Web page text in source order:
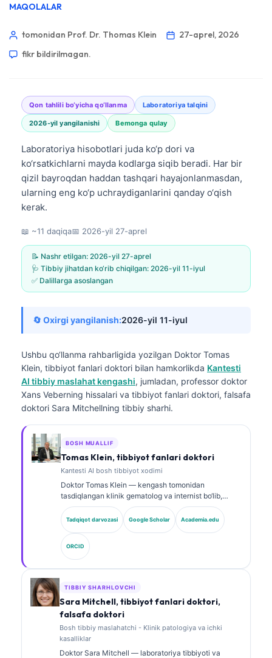
MAQOLALAR
tomonidan Prof. Dr. Thomas Klein
27-aprel, 2026
fikr bildirilmagan.
Qon tahlili bo‘yicha qo‘llanma Laboratoriya talqini
2026-yil yangilanishi Bemonga qulay
Laboratoriya hisobotlari juda ko‘p dori va
ko‘rsatkichlarni mayda kodlarga siqib beradi. Har bir
qizil bayroqdan haddan tashqari hayajonlanmasdan,
ularning eng ko‘p uchraydiganlarini qanday o‘qish
kerak.
📖 ~11 daqiqa📅 2026-yil 27-aprel
📝 Nashr etilgan: 2026-yil 27-aprel
🩺 Tibbiy jihatdan ko‘rib chiqilgan: 2026-yil 11-iyul
✅ Dalillarga asoslangan
🔄 Oxirgi yangilanish:2026-yil 11-iyul
Ushbu qo‘llanma rahbarligida yozilgan Doktor Tomas
Klein, tibbiyot fanlari doktori bilan hamkorlikda Kantesti
AI tibbiy maslahat kengashi, jumladan, professor doktor
Xans Veberning hissalari va tibbiyot fanlari doktori, falsafa
doktori Sara Mitchellning tibbiy sharhi.
BOSH MUALLIF
Tomas Klein, tibbiyot fanlari doktori
Kantesti AI bosh tibbiyot xodimi
Doktor Tomas Klein — kengash tomonidan
tasdiqlangan klinik gematolog va internist bo‘lib,
laboratoriya tibbiyoti va AI yordamida klinik tahlil
sohasida 15 yildan ortiq tajribaga ega. Kantesti AI
kompaniyasida Bosh tibbiy xodim sifatida u xususiy
neyron tarmoqning tibbiy aniqligi bo‘yicha klinik
nazoratni ta’minlaydi. Doktor Klein biomarkerlar
talqini va laboratoriya diagnostikasi bo‘yicha
laboratoriya tibbiyoti mavzularida keng ko‘lamli ilmiy
Tadqiqot darvozasi Google Scholar Academia.edu
ORCID
TIBBIY SHARHLOVCHI
Sara Mitchell, tibbiyot fanlari doktori,
falsafa doktori
Bosh tibbiy maslahatchi - Klinik patologiya va ichki
kasalliklar
Doktor Sara Mitchell — laboratoriya tibbiyoti va